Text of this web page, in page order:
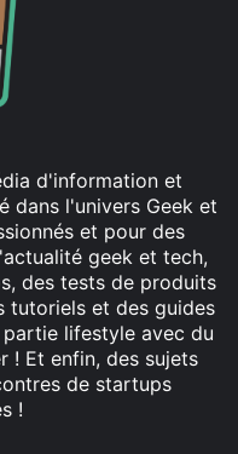
d'information et
dans l'univers Geek et
et pour des
geek et tech,
des tests de produits
tutoriels et des guides
lifestyle avec du
! Et enfin, des sujets
de startups
!